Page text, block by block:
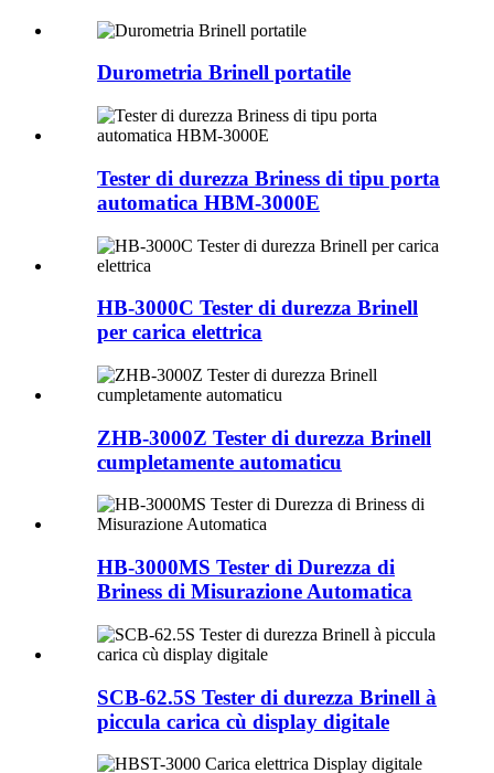
Durometria Brinell portatile
Tester di durezza Briness di tipu porta
automatica HBM-3000E
HB-3000C Tester di durezza Brinell
per carica elettrica
ZHB-3000Z Tester di durezza Brinell
cumpletamente automaticu
HB-3000MS Tester di Durezza di
Briness di Misurazione Automatica
SCB-62.5S Tester di durezza Brinell à
piccula carica cù display digitale